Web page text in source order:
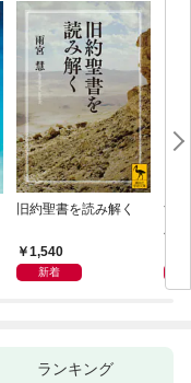
旧約聖書を読み解く
1,540
新着
す
版
ランキング